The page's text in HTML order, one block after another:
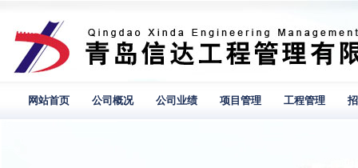
网站首页 公司概况 公司业绩 项目管理 工程管理